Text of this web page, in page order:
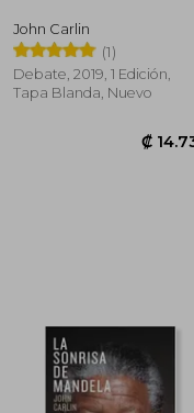
John Carlin
(1)
Debate, 2019, 1 Edición,
Tapa Blanda, Nuevo